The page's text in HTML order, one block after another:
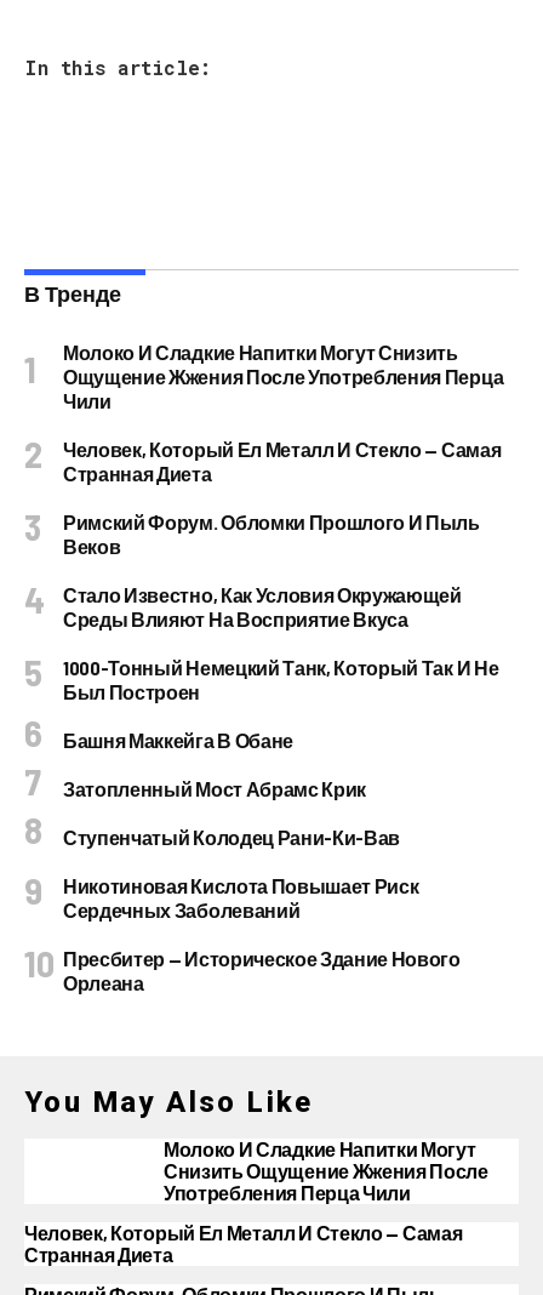
In this article:
В Тренде
Молоко И Сладкие Напитки Могут Снизить
Ощущение Жжения После Употребления Перца
Чили
Человек, Который Ел Металл И Стекло — Самая
Странная Диета
Римский Форум. Обломки Прошлого И Пыль
Веков
Стало Известно, Как Условия Окружающей
Среды Влияют На Восприятие Вкуса
1000-Тонный Немецкий Танк, Который Так И Не
Был Построен
Башня Маккейга В Обане
Затопленный Мост Абрамс Крик
Ступенчатый Колодец Рани-Ки-Вав
Никотиновая Кислота Повышает Риск
Сердечных Заболеваний
Пресбитер — Историческое Здание Нового
Орлеана
You May Also Like
Молоко И Сладкие Напитки Могут
Снизить Ощущение Жжения После
Употребления Перца Чили
Человек, Который Ел Металл И Стекло — Самая
Странная Диета